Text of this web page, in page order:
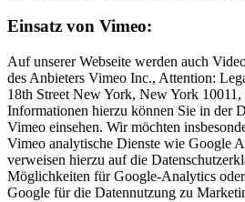
Einsatz von Vimeo:
Auf unserer Webseite werden auch
des Anbieters Vimeo Inc., Attention:
18th Street New York, New York
Informationen hierzu können Sie in der
Vimeo einsehen. Wir möchten
Vimeo analytische Dienste wie Google
verweisen hierzu auf die
Möglichkeiten für Google-Analytics
Google für die Datennutzung zu